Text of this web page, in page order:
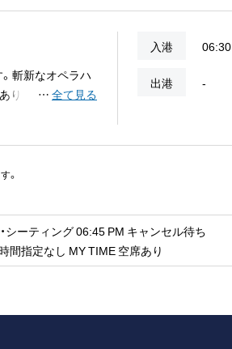
。斬新なオペラハ
り、ボンダイビー
… 全て見る
入港 06:30
出港 -
。
シーティング 06:45 PM キャンセル待ち
間指定なし MY TIME 空席あり